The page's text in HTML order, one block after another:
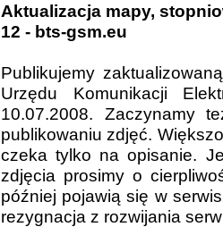
Aktualizacja mapy,
12 - bts-gsm.eu
Publikujemy
Urzędu Komunikacji
10.07.2008. Zaczynamy
publikowaniu zdjęć.
czeka tylko na opisanie.
zdjęcia prosimy o
później pojawią się w
rezygnacja z rozwijania